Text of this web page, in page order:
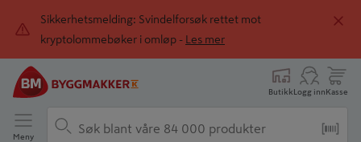
Sikkerhetsmelding: Svindelforsøk rettet mot
kryptolommebøker i omløp -
Les mer
ButikkLogg innKasse
Meny